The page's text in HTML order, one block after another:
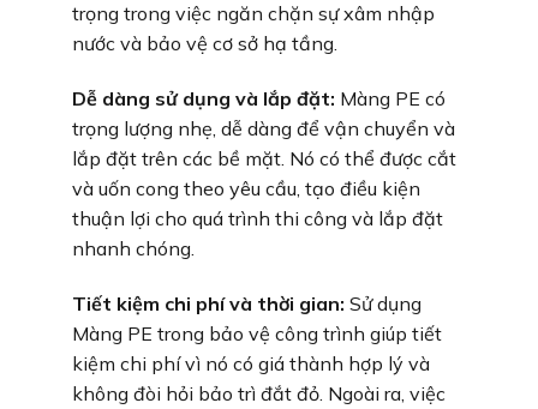
trọng trong việc ngăn chặn sự xâm nhập
nước và bảo vệ cơ sở hạ tầng.
Dễ dàng sử dụng và lắp đặt: Màng PE có
trọng lượng nhẹ, dễ dàng để vận chuyển và
lắp đặt trên các bề mặt. Nó có thể được cắt
và uốn cong theo yêu cầu, tạo điều kiện
thuận lợi cho quá trình thi công và lắp đặt
nhanh chóng.
Tiết kiệm chi phí và thời gian: Sử dụng
Màng PE trong bảo vệ công trình giúp tiết
kiệm chi phí vì nó có giá thành hợp lý và
không đòi hỏi bảo trì đắt đỏ. Ngoài ra, việc